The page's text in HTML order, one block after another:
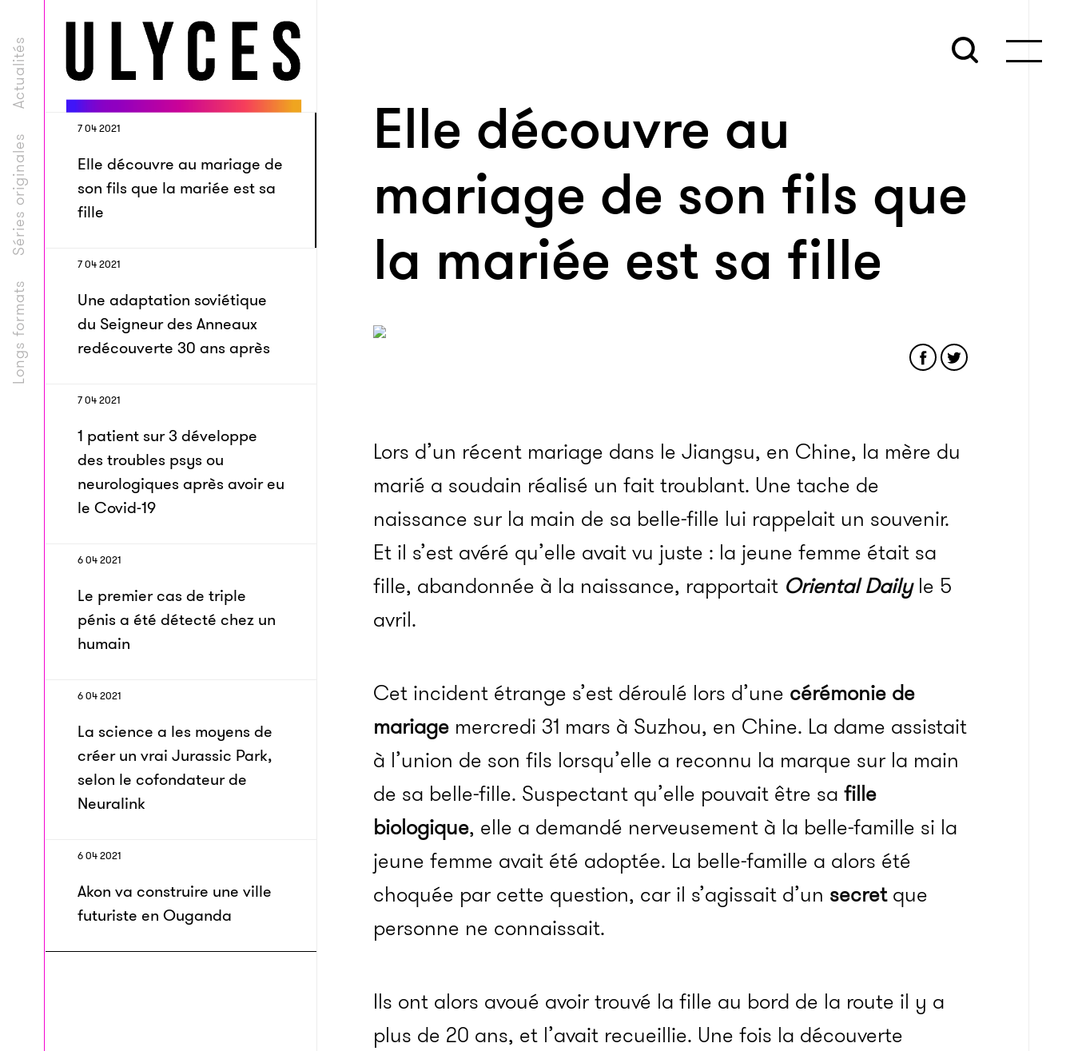
Longs formats
Séries originales
Actualités
7 04 2021
Elle découvre au mariage de
son fils que la mariée est sa
fille
7 04 2021
Une adaptation soviétique
du Seigneur des Anneaux
redécouverte 30 ans après
7 04 2021
1 patient sur 3 développe
des troubles psys ou
neurologiques après avoir eu
le Covid-19
6 04 2021
Le premier cas de triple
pénis a été détecté chez un
humain
6 04 2021
La science a les moyens de
créer un vrai Jurassic Park,
selon le cofondateur de
Neuralink
6 04 2021
Akon va construire une ville
futuriste en Ouganda
Elle découvre au
mariage de son fils que
la mariée est sa fille
Lors d’un récent mariage dans le Jiangsu, en Chine, la mère du
marié a soudain réalisé un fait troublant. Une tache de
naissance sur la main de sa belle-fille lui rappelait un souvenir.
Et il s’est avéré qu’elle avait vu juste : la jeune femme était sa
fille, abandonnée à la naissance, rapportait Oriental Dailyle 5
avril.
Cet incident étrange s’est déroulé lors d’une cérémonie de
mariage mercredi 31 mars à Suzhou, en Chine. La dame assistait
à l’union de son fils lorsqu’elle a reconnu la marque sur la main
de sa belle-fille. Suspectant qu’elle pouvait être sa fille
biologique, elle a demandé nerveusement à la belle-famille si la
jeune femme avait été adoptée. La belle-famille a alors été
choquée par cette question, car il s’agissait d’un secretque
personne ne connaissait.
Ils ont alors avoué avoir trouvé la fille au bord de la route il y a
plus de 20 ans, et l’avait recueillie. Une fois la découverte